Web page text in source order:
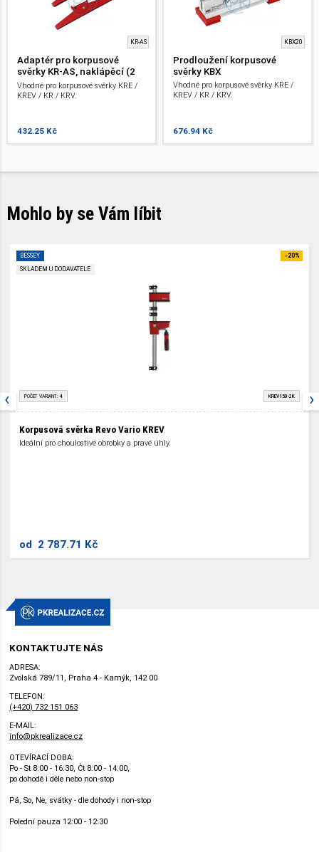
KR-AS
Adaptér pro korpusové
svěrky KR-AS, naklápěcí (2
kusy/sáček)
Vhodné pro korpusové svěrky KRE /
KREV / KR / KRV.
432.25 Kč
KBX20
Prodloužení korpusové
svěrky KBX
Vhodné pro korpusové svěrky KRE /
KREV / KR / KRV.
676.94 Kč
Mohlo by se Vám líbit
SKLADEM U DODAVATELE
BESSEY -20%
POČET VARIANT: 4 KREV150-2K
Korpusová svěrka Revo Vario KREV
Ideální pro choulostivé obrobky a pravé úhly.
od 2 787.71 Kč
‹ ›
KONTAKTUJTE NÁS
ADRESA:
Zvolská 789/11, Praha 4 - Kamýk, 142 00
TELEFON:
(+420) 732 151 063
E-MAIL:
info@pkrealizace.cz
OTEVÍRACÍ DOBA:
Po - St 8:00 - 16:30, Čt 8:00 - 14:00,
po dohodě i déle nebo non-stop
Pá, So, Ne, svátky - dle dohody i non-stop
Polední pauza 12:00 - 12:30